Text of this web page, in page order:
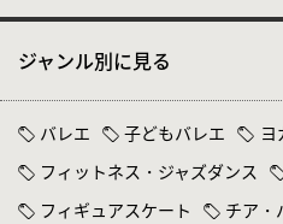
ジャンル別に見る
バレエ 子どもバレエ
ヨ
フィットネス・ジャズダンス
フィギュアスケート
チア・